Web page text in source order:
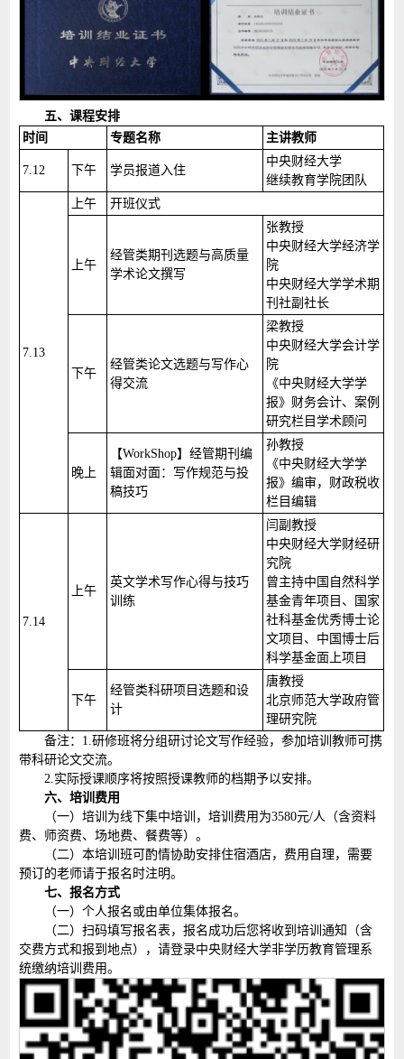
五、课程安排
时间
专题名称 主讲教师
7.12 下午 学员报道入住
中央财经大学
继续教育学院团队
7.13
上午 开班仪式
上午
经管类期刊选题与高质量
学术论文撰写
张教授
中央财经大学经济学
院
中央财经大学学术期
刊社副社长
下午
经管类论文选题与写作心
得交流
梁教授
中央财经大学会计学
院
《中央财经大学学
报》财务会计、案例
研究栏目学术顾问
晚上
【WorkShop】经管期刊编
辑面对面：写作规范与投
稿技巧
孙教授
《中央财经大学学
报》编审，财政税收
栏目编辑
7.14
上午
英文学术写作心得与技巧
训练
闫副教授
中央财经大学财经研
究院
曾主持中国自然科学
基金青年项目、国家
社科基金优秀博士论
文项目、中国博士后
科学基金面上项目
下午
经管类科研项目选题和设
计
唐教授
北京师范大学政府管
理研究院
备注：1.研修班将分组研讨论文写作经验，参加培训教师可携
带科研论文交流。
2.实际授课顺序将按照授课教师的档期予以安排。
六、培训费用
（一）培训为线下集中培训，培训费用为3580元/人（含资料
费、师资费、场地费、餐费等）。
（二）本培训班可酌情协助安排住宿酒店，费用自理，需要
预订的老师请于报名时注明。
七、报名方式
（一）个人报名或由单位集体报名。
（二）扫码填写报名表，报名成功后您将收到培训通知（含
交费方式和报到地点），请登录中央财经大学非学历教育管理系
统缴纳培训费用。